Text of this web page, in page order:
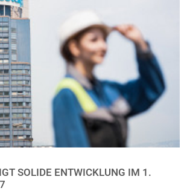
SOLIDE ENTWICKLUNG IM 1.